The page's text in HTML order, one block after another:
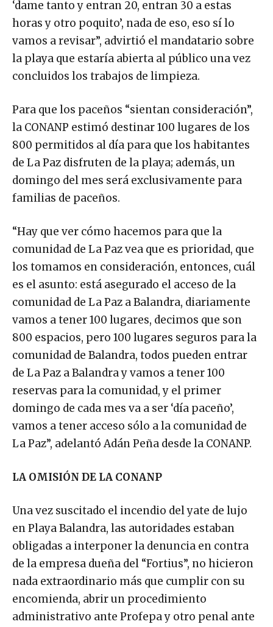
‘dame tanto y entran 20, entran 30 a estas
horas y otro poquito’, nada de eso, eso sí lo
vamos a revisar”, advirtió el mandatario sobre
la playa que estaría abierta al público una vez
concluidos los trabajos de limpieza.
Para que los paceños “sientan consideración”,
la CONANP estimó destinar 100 lugares de los
800 permitidos al día para que los habitantes
de La Paz disfruten de la playa; además, un
domingo del mes será exclusivamente para
familias de paceños.
“Hay que ver cómo hacemos para que la
comunidad de La Paz vea que es prioridad, que
los tomamos en consideración, entonces, cuál
es el asunto: está asegurado el acceso de la
comunidad de La Paz a Balandra, diariamente
vamos a tener 100 lugares, decimos que son
800 espacios, pero 100 lugares seguros para la
comunidad de Balandra, todos pueden entrar
de La Paz a Balandra y vamos a tener 100
reservas para la comunidad, y el primer
domingo de cada mes va a ser ‘día paceño’,
vamos a tener acceso sólo a la comunidad de
La Paz”, adelantó Adán Peña desde la CONANP.
LA OMISIÓN DE LA CONANP
Una vez suscitado el incendio del yate de lujo
en Playa Balandra, las autoridades estaban
obligadas a interponer la denuncia en contra
de la empresa dueña del “Fortius”, no hicieron
nada extraordinario más que cumplir con su
encomienda, abrir un procedimiento
administrativo ante Profepa y otro penal ante